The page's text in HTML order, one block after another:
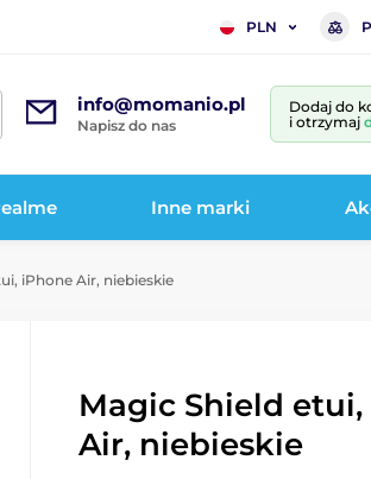
PLN
info@momanio.pl
Napisz do nas
Dodaj do
i otrzymaj
Inne marki
iPhone Air, niebieskie
Magic Shield
Air, niebieskie